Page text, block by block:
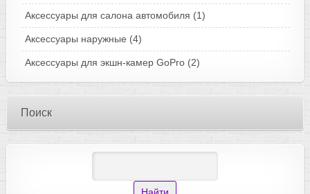
Аксессуары для салона автомобиля (1)
Аксессуары наружные (4)
Аксессуары для экшн-камер GoPro (2)
Поиск